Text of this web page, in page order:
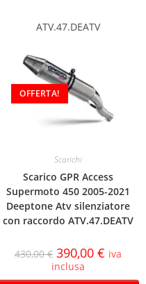
ATV.47.DEATV
OFFERTA!
Scarichi
Scarico GPR Access
Supermoto 450 2005-2021
Deeptone Atv silenziatore
con raccordo ATV.47.DEATV
430,00€ 390,00 € iva
inclusa